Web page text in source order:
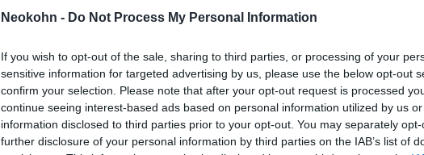
Neokohn - Do Not Process My Personal Information
If you wish to opt-out of the sale, sharing to third parties, or processing of your
sensitive information for targeted advertising by us, please use the below opt-out
confirm your selection. Please note that after your opt-out request is processed
continue seeing interest-based ads based on personal information utilized by us
information disclosed to third parties prior to your opt-out. You may separately
further disclosure of your personal information by third parties on the IAB’s list of
N. Rózsa Erzsébet azonban a rezsim
is, mostani érve viszont – nem tudjuk
a hazai kritikus nyilvánossággal szemben.
A szakértő ugyanis nem kevesebbet állít, mint azt,
ellentétben „arról nem volt szó, hogy egyértelműen